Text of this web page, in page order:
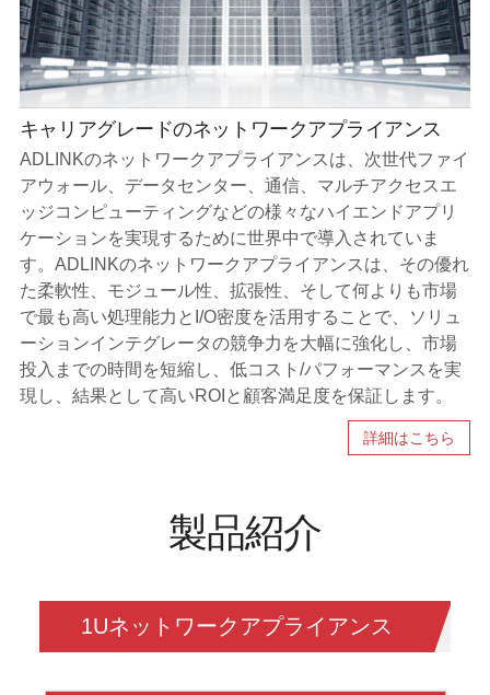
キャリアグレードのネットワークアプライアンス
ADLINKのネットワークアプライアンスは、次世代ファイ
アウォール、データセンター、通信、マルチアクセスエ
ッジコンピューティングなどの様々なハイエンドアプリ
ケーションを実現するために世界中で導入されていま
す。ADLINKのネットワークアプライアンスは、その優れ
た柔軟性、モジュール性、拡張性、そして何よりも市場
で最も高い処理能力とI/O密度を活用することで、ソリュ
ーションインテグレータの競争力を大幅に強化し、市場
投入までの時間を短縮し、低コスト/パフォーマンスを実
現し、結果として高いROIと顧客満足度を保証します。
詳細はこちら
製品紹介
1Uネットワークアプライアンス